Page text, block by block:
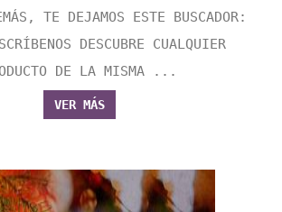
TE DEJAMOS ESTE BUSCADOR:
DESCUBRE CUALQUIER
DE LA MISMA ...
VER MÁS